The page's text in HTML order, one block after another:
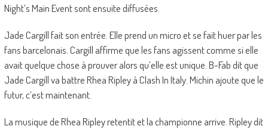
Night’s Main Event sont ensuite diffusées.
Jade Cargill fait son entrée. Elle prend un micro et se fait huer par les
fans barcelonais. Cargill affirme que les fans agissent comme si elle
avait quelque chose à prouver alors qu’elle est unique. B-Fab dit que
Jade Cargill va battre Rhea Ripley à Clash In Italy. Michin ajoute que le
futur, c’est maintenant.
La musique de Rhea Ripley retentit et la championne arrive. Ripley dit